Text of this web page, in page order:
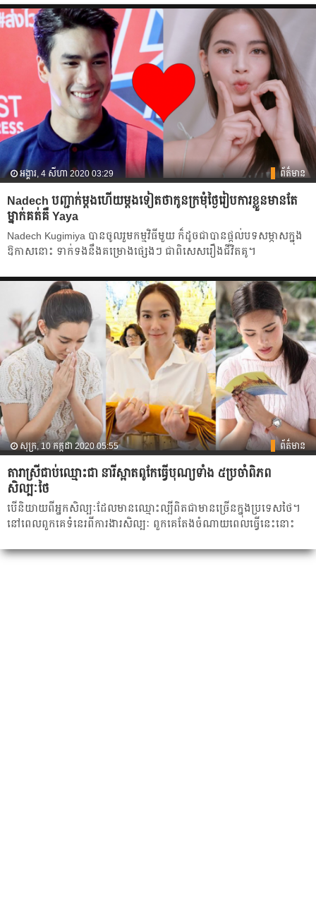
អង្គារ, 4 សីហា 2020 03:29 ព័ត៌មាន
Nadech បញ្ជាក់ម្ដង​ហើយ​ម្ដងទៀត​ថា​កូនក្រមុំ​ថ្ងៃ​រៀប​ការខ្លួនមាន​តែ​
ម្នាក់​គត់​គឺ Yaya
Nadech Kugimiya បានចូល​រួម​កម្មវិធី​មួយ​ ក៏​ដូចជា​បានផ្ដល់​បទ​សម្ភាស​ក្នុង​
ឱកាស​នោះ​ ទាក់ទង​នឹង​គម្រោង​ផ្សេងៗ ជាពិសេស​រឿង​ជីវិត​គូ។
សុក្រ, 10 កក្កដា 2020 05:55 ព័ត៌មាន
តារាស្រីជាប់ឈ្មោះ​ជា នារីស្អាតពូកែធ្វើបុណ្យទាំង​ ៥​ប្រចាំពិភព
សិល្បៈថៃ
បើនិយាយ​ពី​អ្នក​សិល្បៈ​ដែល​មានឈ្មោះ​ល្បីពិតជា​មាន​ច្រើន​ក្នុង​ប្រទេស​ថៃ។
នៅពេល​ពួកគេ​ទំនេរ​ពីការងារ​សិល្បៈ ពួកគេ​តែង​ចំណាយ​ពេល​ធ្វើ​នេះ​នោះ​